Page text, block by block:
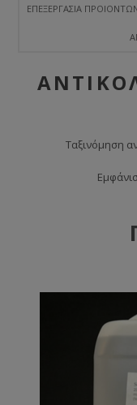
ΕΠΕΞΕΡΓΑΣΊΑ
Ταξινόμηση